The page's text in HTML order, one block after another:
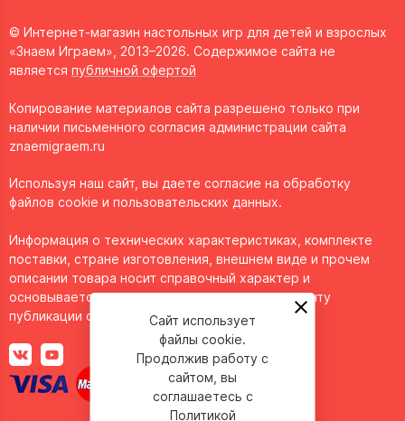
© Интернет-магазин настольных игр для детей и взрослых
«Знаем Играем», 2013–2026. Содержимое сайта не
является публичной офертой
Копирование материалов сайта разрешено только при
наличии письменного согласия администрации сайта
znaemigraem.ru
Используя наш сайт, вы даете согласие на обработку
файлов cookie и пользовательских данных.
Информация о технических характеристиках, комплекте
поставки, стране изготовления, внешнем виде и прочем
описании товара носит справочный характер и
основывается на последних доступных к моменту
публикации сведениях.Сайт использует
файлы cookie.
Продолжив работу с
сайтом, вы
соглашаетесь с
Политикой